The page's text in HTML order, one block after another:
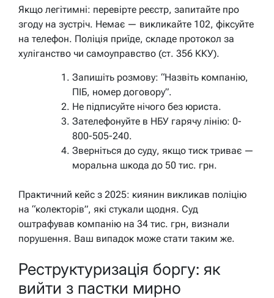
Якщо легітимні: перевірте реєстр, запитайте про
згоду на зустріч. Немає — викликайте 102, фіксуйте
на телефон. Поліція приїде, складе протокол за
хуліганство чи самоуправство (ст. 356 ККУ).
Запишіть розмову: “Назвіть компанію,
ПІБ, номер договору”.
Не підписуйте нічого без юриста.
Зателефонуйте в НБУ гарячу лінію: 0-
800-505-240.
Зверніться до суду, якщо тиск триває —
моральна шкода до 50 тис. грн.
Практичний кейс з 2025: киянин викликав поліцію
на “колекторів”, які стукали щодня. Суд
оштрафував компанію на 34 тис. грн, визнали
порушення. Ваш випадок може стати таким же.
Реструктуризація боргу: як
вийти з пастки мирно